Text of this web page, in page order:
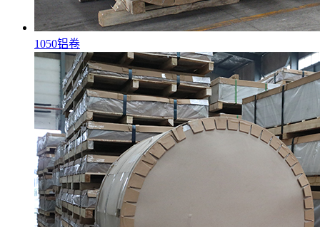
1050铝卷